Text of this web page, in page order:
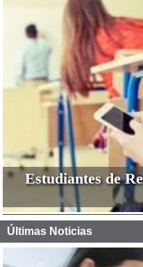
Estudiantes de
Últimas Noticias